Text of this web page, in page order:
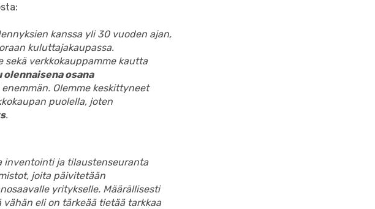
kanssa yli 30 vuoden ajan,
kuluttajakaupassa.
sekä verkkokauppamme kautta
osana
Olemme keskittyneet
puolella, joten
.
inventointi ja tilaustenseuranta
joita päivitetään
yritykselle. Määrällisesti
eli on tärkeää tietää tarkkaa